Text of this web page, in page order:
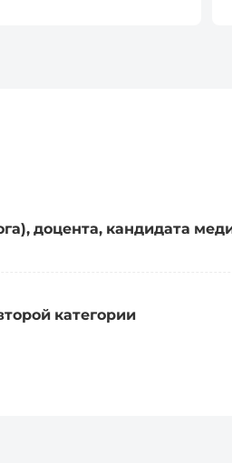
доцента, кандидата
категории